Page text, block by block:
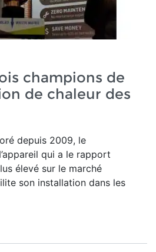
champions de
de chaleur des
depuis 2009, le
qui a le rapport
élevé sur le marché
son installation dans les